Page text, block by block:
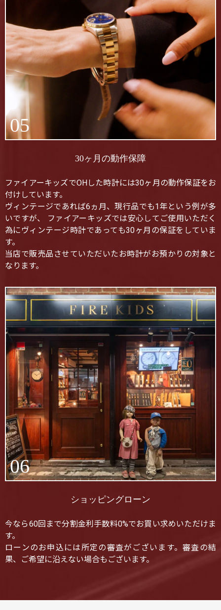
05
30ヶ月の動作保障
ファイアーキッズでOHした時計には30ヶ月の動作保証をお
付けしています。
ヴィンテージであれば6ヵ月、現行品でも1年という例が多
いですが、 ファイアーキッズでは安心してご使用いただく
為にヴィンテージ時計であっても30ヶ月の保証をしていま
す。
当店で販売品させていただいたお時計がお預かりの対象と
なります。
06
ショッピングローン
今なら60回まで分割金利手数料0%でお買い求めいただけま
す。
ローンのお申込には所定の審査がございます。審査の結
果、ご希望に沿えない場合もございます。